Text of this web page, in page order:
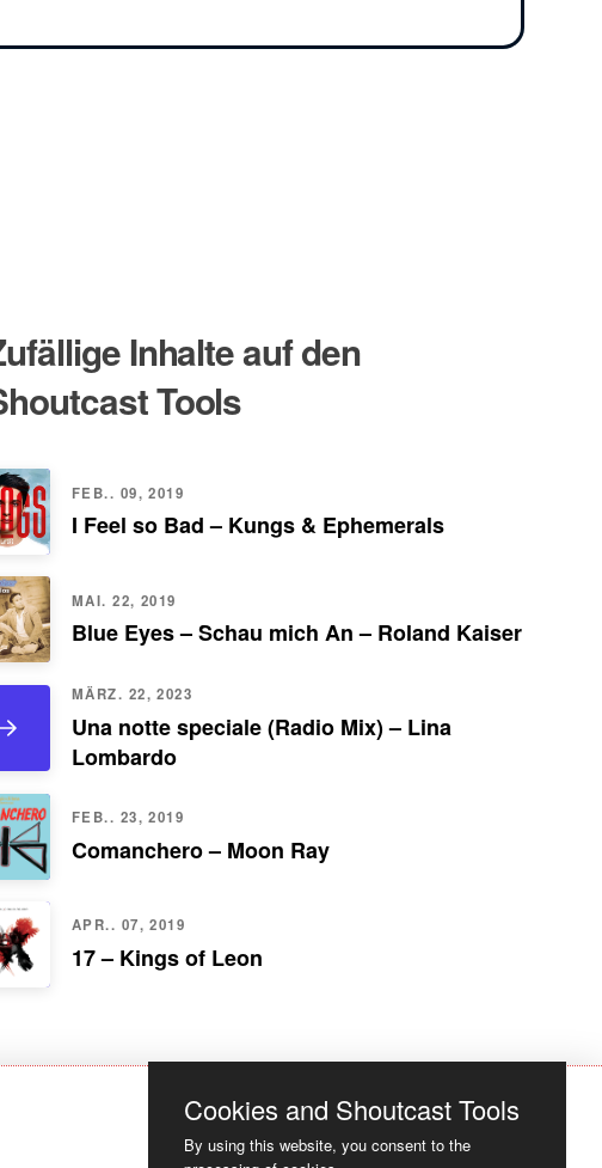
Inhalte auf den
Tools
FEB.. 09, 2019
I Feel so Bad – Kungs & Ephemerals
MAI. 22, 2019
Blue Eyes – Schau mich An – Roland Kaiser
MÄRZ. 22, 2023
Una notte speciale (Radio Mix) – Lina
Lombardo
FEB.. 23, 2019
Comanchero – Moon Ray
APR.. 07, 2019
17 – Kings of Leon
Cookies and Shoutcast Tools
By using this website, you consent to the